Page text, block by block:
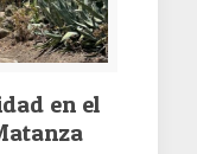
en el